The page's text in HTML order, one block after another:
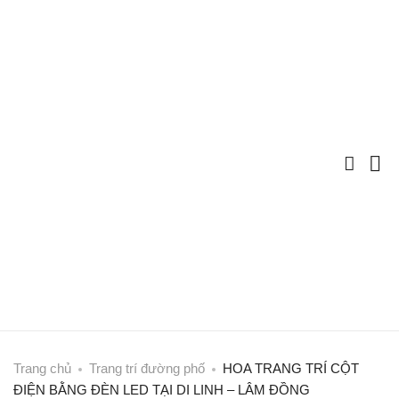
Trang chủ Trang trí đường phố
HOA TRANG TRÍ CỘT
ĐIỆN BẰNG ĐÈN LED TẠI DI LINH – LÂM ĐỒNG